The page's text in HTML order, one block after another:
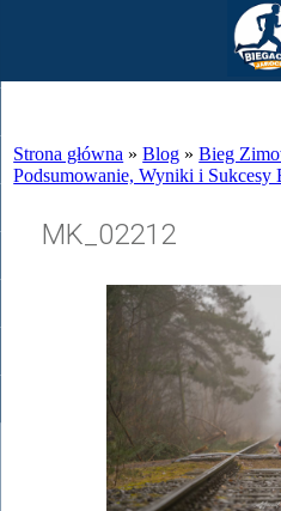
Strona główna »Blog »Bieg
Podsumowanie, Wyniki i Sukcesy
MK_02212